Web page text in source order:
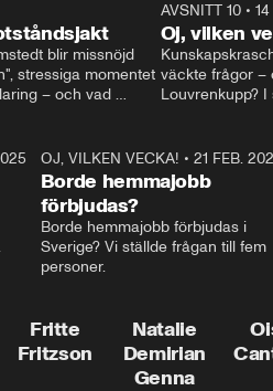
blir missnöjd
stressiga momentet
– och vad
AVSNITT 10•
Oj, vilken
väckte frågor –
Louvrenkupp?
2:40 OJ, VILKEN VECKA! • 21 FEB.
Borde hemmajobb
förbjudas?
Borde hemmajobb förbjudas i
Sverige? Vi ställde frågan till fem
personer.
Fritte
Fritzson
Natalie
Demirian
Genna